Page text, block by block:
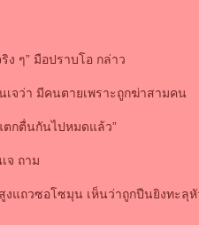
ง ๆ” มือปราบโอ กล่าว
เจว่า มีคนตายเพราะถูกฆ่าสามคน
ตกตื่นกันไปหมดแล้ว”
จ ถาม
แถวซอโซมุน เห็นว่าถูกปืนยิงทะลุหั